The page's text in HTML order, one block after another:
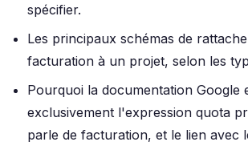
spécifier.
Les principaux schémas de
facturation à un projet, selon les
Pourquoi la documentation Google
exclusivement l'expression quota
parle de facturation, et le lien avec